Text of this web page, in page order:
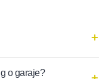
o garaje?